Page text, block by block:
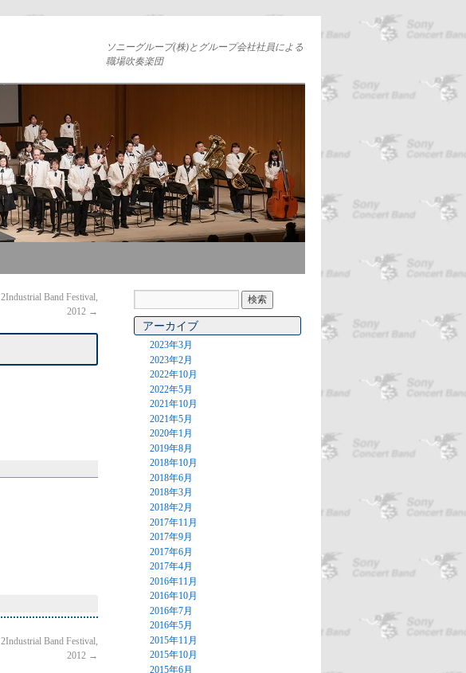
ソニーグループ(株)とグループ会社社員による
職場吹奏楽団
Industrial Band Festival,
2012 →
Industrial Band Festival,
2012 →
アーカイブ
2023年3月
2023年2月
2022年10月
2022年5月
2021年10月
2021年5月
2020年1月
2019年8月
2018年10月
2018年6月
2018年3月
2018年2月
2017年11月
2017年9月
2017年6月
2017年4月
2016年11月
2016年10月
2016年7月
2016年5月
2015年11月
2015年10月
2015年6月